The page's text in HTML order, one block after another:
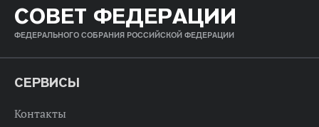
СОВЕТ ФЕДЕРАЦИИ
ФЕДЕРАЛЬНОГО СОБРАНИЯ РОССИЙСКОЙ ФЕДЕРАЦИИ
СЕРВИСЫ
Контакты